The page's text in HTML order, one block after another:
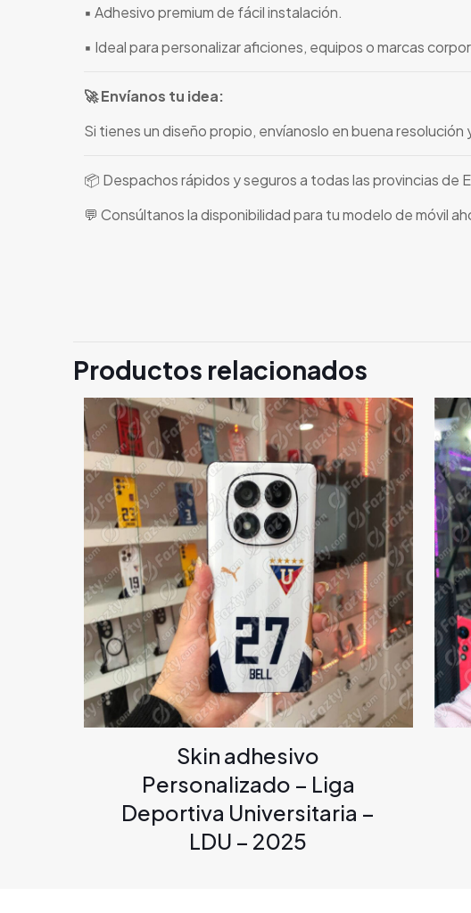
▪️ Adhesivo premium de fácil instalación.
▪️ Ideal para personalizar aficiones, equipos o marcas
🚀 Envíanos tu idea:
Si tienes un diseño propio, envíanoslo en buena
📦 Despachos rápidos y seguros a todas las provincias de
💬 Consúltanos la disponibilidad para tu modelo de móvil
Productos relacionados
Skin adhesivo
Personalizado – Liga
Deportiva Universitaria –
LDU – 2025